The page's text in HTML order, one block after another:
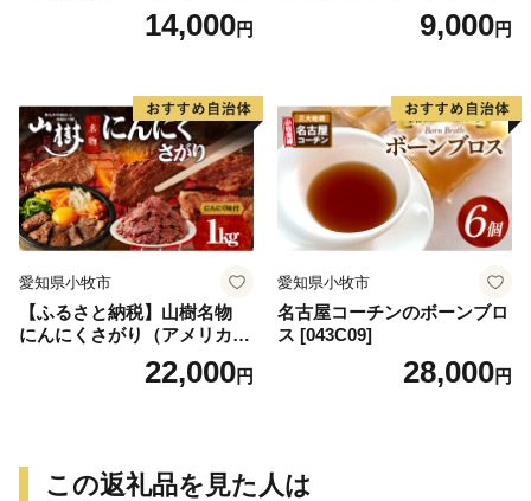
14,000円 9,000円
愛知県小牧市
【ふるさと納税】山樹名物
にんにくさがり（アメリカ産
22,000円
愛知県小牧市
名古屋コーチンのボーンブロ
ス [043C09]
28,000円
この返礼品を見た人は